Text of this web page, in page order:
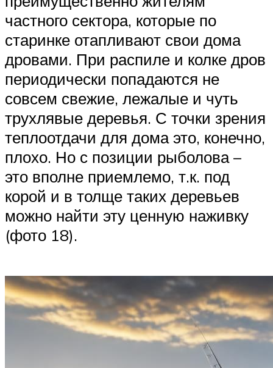
частного сектора, которые по
старинке отапливают свои дома
дровами. При распиле и колке дров
периодически попадаются не
совсем свежие, лежалые и чуть
трухлявые деревья. С точки зрения
теплоотдачи для дома это, конечно,
плохо. Но с позиции рыболова –
это вполне приемлемо, т.к. под
корой и в толще таких деревьев
можно найти эту ценную наживку
(фото 18).